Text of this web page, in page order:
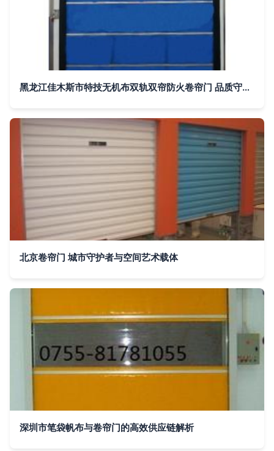
黑龙江佳木斯市特技无机布双轨双帘防火卷帘门 品质守护安全每一刻
北京卷帘门 城市守护者与空间艺术载体
深圳市笔袋帆布与卷帘门的高效供应链解析